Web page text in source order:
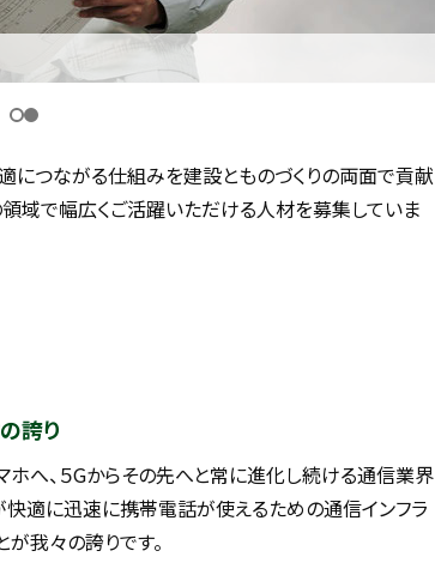
につながる仕組みを建設とものづくりの両面で貢献
領域で幅広くご活躍いただける人材を募集していま
誇り
ホへ、５Gからその先へと常に進化し続ける通信業界
快適に迅速に携帯電話が使えるための通信インフラ
我々の誇りです。